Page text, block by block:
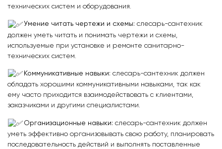
технических систем и оборудования.
Умение читать чертежи и схемы: слесарь-сантехник
должен уметь читать и понимать чертежи и схемы,
используемые при установке и ремонте санитарно-
технических систем.
Коммуникативные навыки: слесарь-сантехник должен
обладать хорошими коммуникативными навыками, так как
ему часто приходится взаимодействовать с клиентами,
заказчиками и другими специалистами.
Организационные навыки: слесарь-сантехник должен
уметь эффективно организовывать свою работу, планировать
последовательность действий и выполнять поставленные